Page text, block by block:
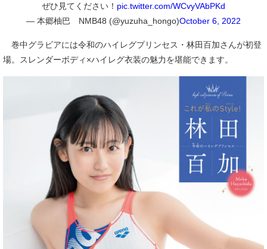
ぜひ見てください！ pic.twitter.com/WCvyVAbPKd
— 本郷柚巴 NMB48 (@yuzuha_hongo)October 6, 2022
巻中グラビアには令和のハイレグプリンセス・林田百加さんが初登
場。スレンダーボディ×ハイレグ衣装の魅力を堪能できます。